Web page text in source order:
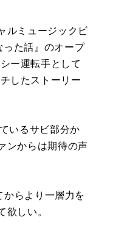
ルミュージックビ
った話』のオープ
ー運転手として
したストーリー
いるサビ部分か
ンからは期待の声
らより一層力を
欲しい。